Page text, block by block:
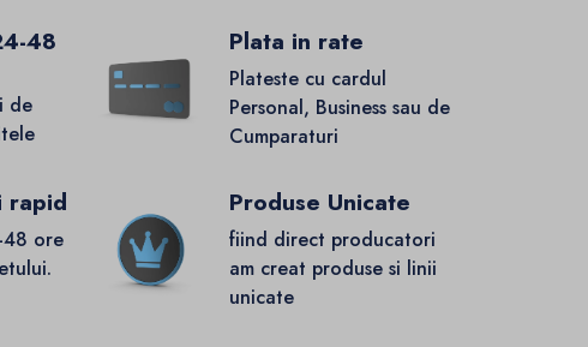
48
de
Plata in rate
Plateste cu cardul
Personal, Business sau de
Cumparaturi
rapid
48 ore
Produse Unicate
fiind direct producatori
am creat produse si linii
unicate